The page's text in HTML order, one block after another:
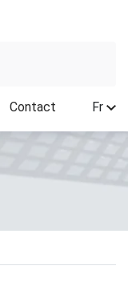
Contact Fr